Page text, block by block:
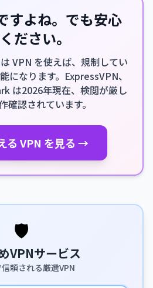
すよね。でも安心
ださい。
VPN を使えば、規制してい
になります。ExpressVPN、
は2026年現在、検閲が厳し
確認されています。
る VPN を見る →
🛡️
VPNサービス
頼される厳選VPN